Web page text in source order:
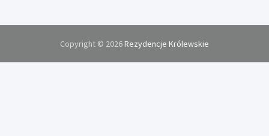
Copyright © 2026Rezydencje Królewskie